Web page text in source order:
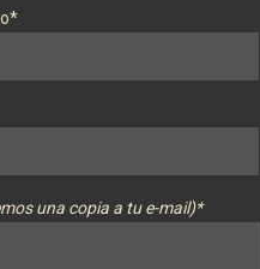
una copia a tu e-mail)*